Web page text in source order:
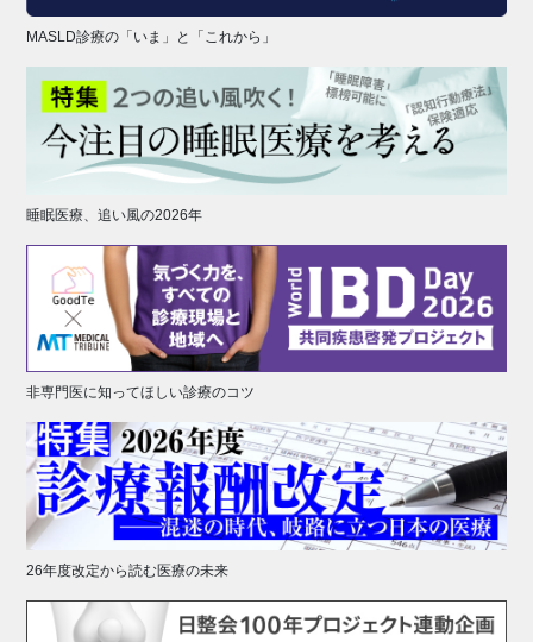
MASLD診療の「いま」と「これから」
睡眠医療、追い風の2026年
非専門医に知ってほしい診療のコツ
26年度改定から読む医療の未来